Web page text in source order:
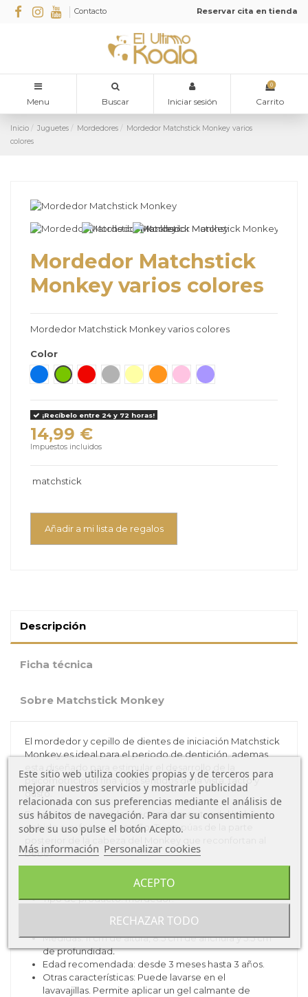
Contacto Reservar cita en tienda
Menu Buscar Iniciar sesión
0
Carrito
Inicio Juguetes Mordedores
Mordedor Matchstick Monkey varios
colores
Mordedor Matchstick
Monkey varios colores
Mordedor Matchstick Monkey varios colores
Color
Azul
Verde Rojo Gris AmarilloNaranjaRosa Violeta
¡Recíbelo entre 24 y 72 horas!
14,99 €
Impuestos incluidos
matchstick
Añadir a mi lista de regalos
Descripción
Ficha técnica
Sobre Matchstick Monkey
El mordedor y cepillo de dientes de iniciación Matchstick
Monkey es ideal para el periodo de dentición, ademas
esta diseñado para estimular el desarrollo de la
psicomotricidad fina y los sentidos de la vista, tacto y
gusto.
Es ergonómico para las pequeñas manitas del bebé
debido a su forma y tamaño. Tiene púas de la parte
bebé.
Tipo de producto: mordedor.
Medidas: 11 cm de altura, 8.5 cm de anchura y 5.5 cm
de profundidad.
Edad recomendada: desde 3 meses hasta 3 años.
Otras características: Puede lavarse en el
lavavajillas. Permite aplicar un gel calmante de
Este sitio web utiliza cookies propias y de terceros para
mejorar nuestros servicios y mostrarle publicidad
relacionada con sus preferencias mediante el análisis de
sus hábitos de navegación. Para dar su consentimiento
sobre su uso pulse el botón Acepto.
Más información Personalizar cookies
RECHAZAR TODO
ACEPTO